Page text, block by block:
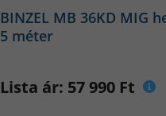
BINZEL MB 36KD MIG
5 méter
Lista ár: 57 990 Ft